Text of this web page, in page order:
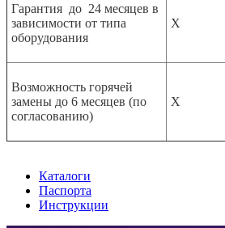
Гарантия до 24 месяцев в
зависимости от типа
оборудования
Х
Возможность горячей
замены до 6 месяцев (по
согласованию)
Х
Каталоги
Паспорта
Инструкции